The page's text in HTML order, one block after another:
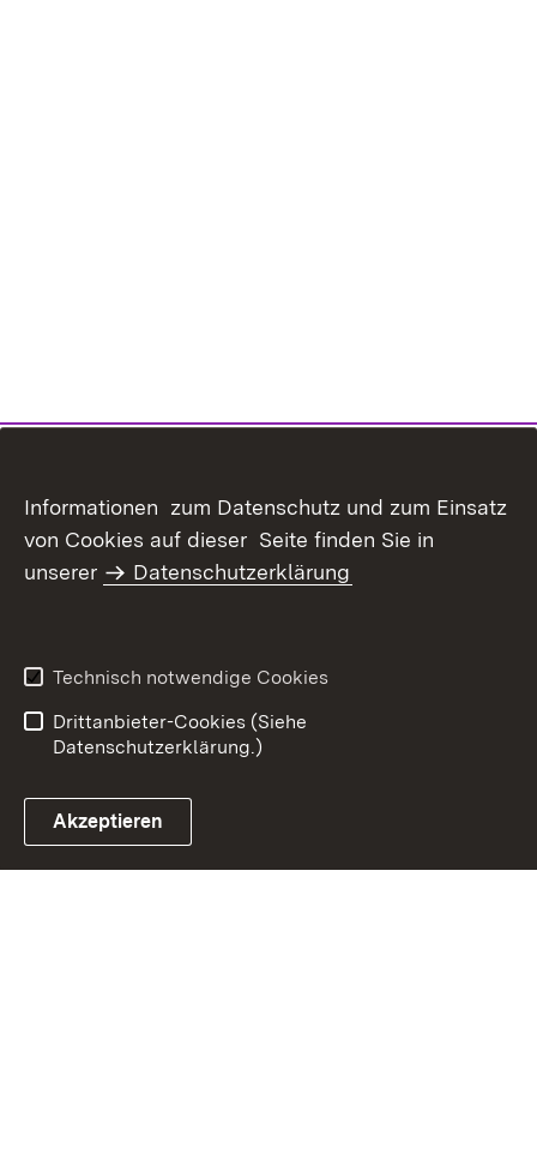
Informationen zum Datenschutz und zum Einsatz
von Cookies auf dieser Seite finden Sie in
unserer
Datenschutzerklärung
Technisch notwendige Cookies
Drittanbieter-Cookies (Siehe
Datenschutzerklärung.)
Akzeptieren